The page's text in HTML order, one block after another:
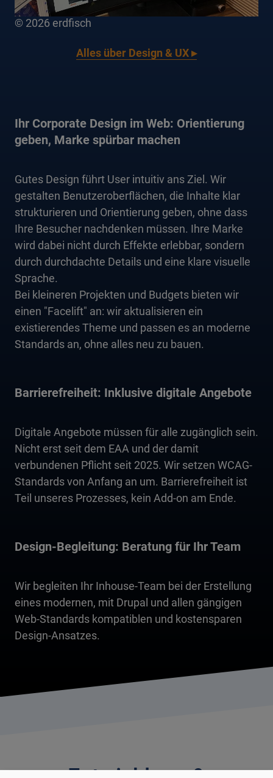
© 2026 erdfisch
Alles über Design & UX ▸
Ihr Corporate Design im Web: Orientierung
geben, Marke spürbar machen
Gutes Design führt User intuitiv ans Ziel. Wir
gestalten Benutzeroberflächen, die Inhalte klar
strukturieren und Orientierung geben, ohne dass
Ihre Besucher nachdenken müssen. Ihre Marke
wird dabei nicht durch Effekte erlebbar, sondern
durch durchdachte Details und eine klare visuelle
Sprache.
Bei kleineren Projekten und Budgets bieten wir
einen "Facelift" an: wir aktualisieren ein
existierendes Theme und passen es an moderne
Standards an, ohne alles neu zu bauen.
Barrierefreiheit: Inklusive digitale Angebote
Digitale Angebote müssen für alle zugänglich sein.
Nicht erst seit dem EAA und der damit
verbundenen Pflicht seit 2025. Wir setzen WCAG-
Standards von Anfang an um. Barrierefreiheit ist
Teil unseres Prozesses, kein Add-on am Ende.
Design-Begleitung: Beratung für Ihr Team
Wir begleiten Ihr Inhouse-Team bei der Erstellung
eines modernen, mit Drupal und allen gängigen
Web-Standards kompatiblen und kostensparen
Design-Ansatzes.